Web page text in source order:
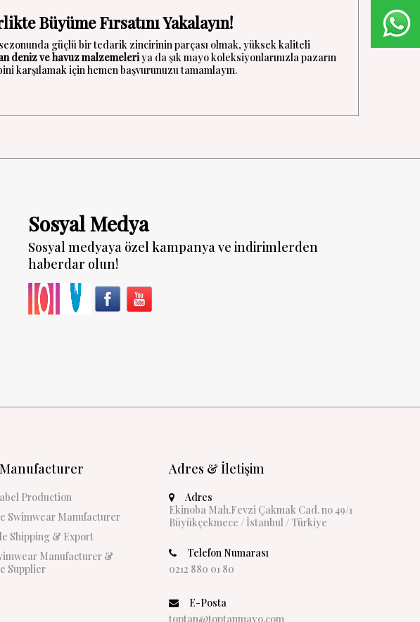
Büyüme Fırsatını Yakalayın!
güçlü bir tedarik zincirinin parçası olmak, yüksek kaliteli
deniz ve havuz malzemeleriya da şık mayo koleksiyonlarınızla pazarın
karşılamak için hemen başvurunuzu tamamlayın.
Sosyal Medya
Sosyal medyaya özel kampanya ve indirimlerden
haberdar olun!
Production
Swimwear Manufacturer
Shipping & Export
Manufacturer &
Supplier
Adres & İletişim
Adres
Ekinoba Mah.Fevzi Çakmak Cad. no 49/1
Büyükçekmece / İstanbul / Türkiye
Telefon Numarası
0212 880 01 80
E-Posta
toptan@toptanmayo.com